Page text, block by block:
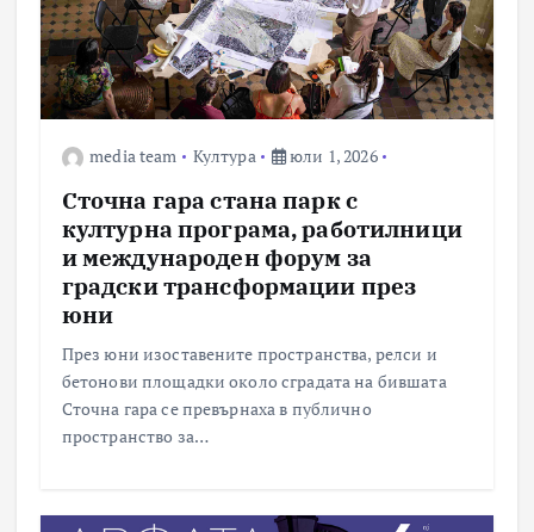
media team Култура юли 1, 2026
Сточна гара стана парк с
културна програма, работилници
и международен форум за
градски трансформации през
юни
През юни изоставените пространства, релси и
бетонови площадки около сградата на бившата
Сточна гара се превърнаха в публично
пространство за…